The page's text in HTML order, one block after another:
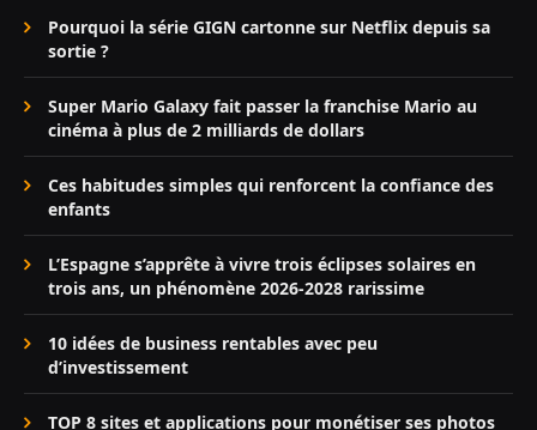
Pourquoi la série GIGN cartonne sur Netflix depuis sa
sortie ?
Super Mario Galaxy fait passer la franchise Mario au
cinéma à plus de 2 milliards de dollars
Ces habitudes simples qui renforcent la confiance des
enfants
L’Espagne s’apprête à vivre trois éclipses solaires en
trois ans, un phénomène 2026-2028 rarissime
10 idées de business rentables avec peu
d’investissement
TOP 8 sites et applications pour monétiser ses photos